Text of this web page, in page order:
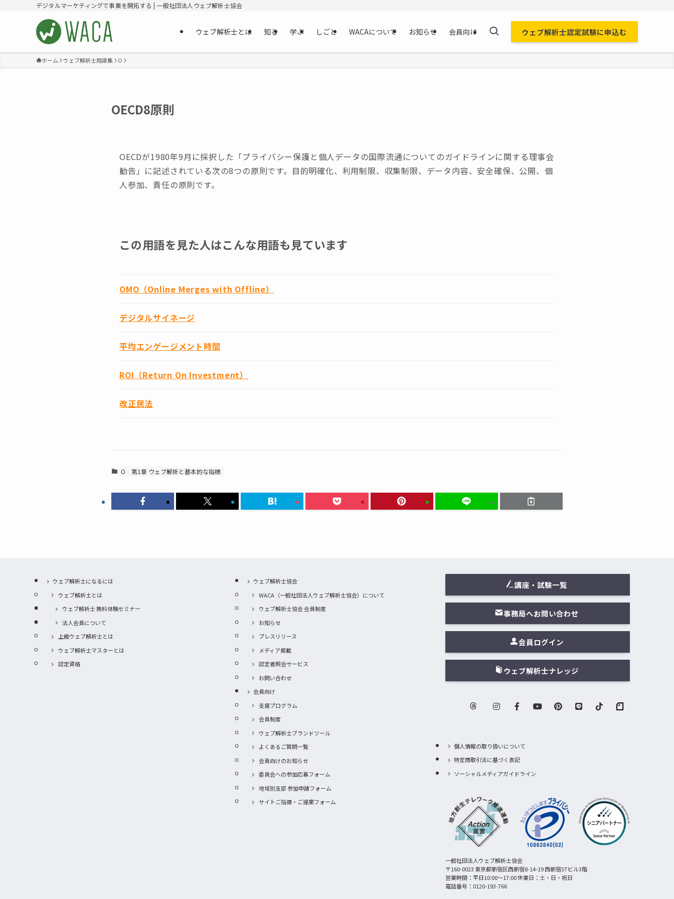
デジタルマーケティングで事業を開拓する | 一般社団法人ウェブ解析士協会
ウェブ解析士とは 知る 学ぶ しごと WACAについて お知らせ 会員向け ウェブ解析士認定試験に申込む
ホーム ウェブ解析士用語集 O
OECD8原則
OECDが1980年9月に採択した「プライバシー保護と個人データの国際流通についてのガイドラインに関する理事会
勧告」に記述されている次の8つの原則です。目的明確化、利用制限、収集制限、データ内容、安全確保、公開、個
人参加、責任の原則です。
この用語を見た人はこんな用語も見ています
OMO（Online Merges with Offline）
デジタルサイネージ
平均エンゲージメント時間
ROI（Return On Investment）
改正民法
O 第1章 ウェブ解析と基本的な指標
ウェブ解析士になるには
ウェブ解析士とは
ウェブ解析士 無料体験セミナー
法人会員について
上級ウェブ解析士とは
ウェブ解析士マスターとは
認定資格
ウェブ解析士協会
WACA（一般社団法人ウェブ解析士協会）について
ウェブ解析士協会 会員制度
お知らせ
プレスリリース
メディア掲載
認定者照会サービス
お問い合わせ
会員向け
支援プログラム
会員制度
ウェブ解析士ブランドツール
よくあるご質問一覧
会員向けのお知らせ
委員会への参加応募フォーム
地域別支部 参加申請フォーム
サイトご指摘・ご提案フォーム
講座・試験一覧
事務局へお問い合わせ
会員ログイン
ウェブ解析士ナレッジ
個人情報の取り扱いについて
特定商取引法に基づく表記
ソーシャルメディアガイドライン
一般社団法人ウェブ解析士協会
〒160-0023 東京都新宿区西新宿8-14-19 西新宿STビル3階
営業時間：平日10:00〜17:00 休業日：土・日・祝日
電話番号：0120-193-766